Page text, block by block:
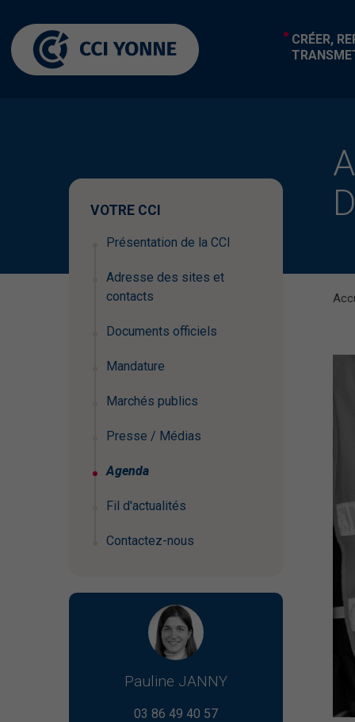
CRÉER,
VOTRE CCI
Présentation de la CCI
Adresse des sites et
contacts
Documents officiels
Mandature
Marchés publics
Presse / Médias
Agenda
Fil d'actualités
Contactez-nous
Pauline JANNY
03 86 49 40 57